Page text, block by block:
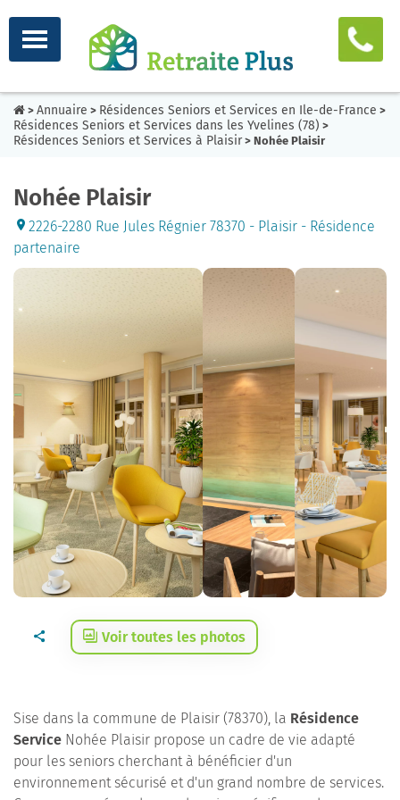
> Annuaire > Résidences Seniors et Services en Ile-de-France >
Résidences Seniors et Services dans les Yvelines (78) >
Résidences Seniors et Services à Plaisir> Nohée Plaisir
Nohée Plaisir
2226-2280 Rue Jules Régnier 78370 - Plaisir - Résidence
partenaire
Voir toutes les photos
Sise dans la commune de Plaisir (78370), la Résidence
Service Nohée Plaisir propose un cadre de vie adapté
pour les seniors cherchant à bénéficier d'un
environnement sécurisé et d'un grand nombre de services.